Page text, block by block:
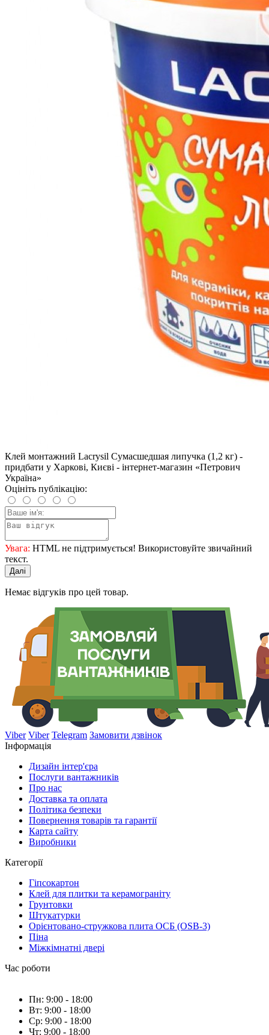
Клей монтажний Lacrysil Сумасшедшая липучка (1,2 кг) -
придбати у Харкові, Києві - інтернет-магазин «Петрович
Україна»
Оцініть публікацію:
Увага: HTML не підтримується! Використовуйте звичайний
текст.
Далі
Немає відгуків про цей товар.
Viber Viber Telegram Замовити дзвінок
Інформація
Дизайн інтер'єра
Послуги вантажників
Про нас
Доставка та оплата
Політика безпеки
Повернення товарів та гарантії
Карта сайту
Виробники
Категорії
Гіпсокартон
Клей для плитки та керамограніту
Грунтовки
Штукатурки
Орієнтовано-стружкова плита ОСБ (OSB-3)
Піна
Міжкімнатні двері
Час роботи
Пн: 9:00 - 18:00
Вт: 9:00 - 18:00
Ср: 9:00 - 18:00
Чт: 9:00 - 18:00